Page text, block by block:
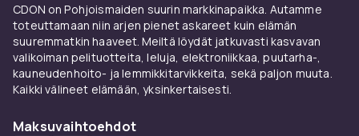
CDON on Pohjoismaiden suurin markkinapaikka. Autamme
toteuttamaan niin arjen pienet askareet kuin elämän
suuremmatkin haaveet. Meiltä löydät jatkuvasti kasvavan
valikoiman pelituotteita, leluja, elektroniikkaa, puutarha-,
kauneudenhoito- ja lemmikkitarvikkeita, sekä paljon muuta.
Kaikki välineet elämään, yksinkertaisesti.
Maksuvaihtoehdot